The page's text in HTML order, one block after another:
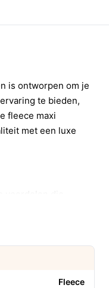
is ontworpen om je
te bieden,
fleece maxi
met een luxe
voorkeur, zodat je
hebt.
snel warmte aan
Fleece